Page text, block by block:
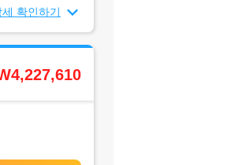
확인하기